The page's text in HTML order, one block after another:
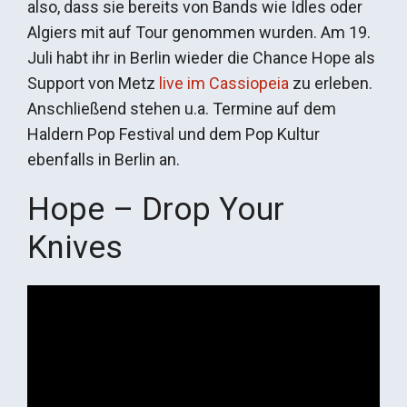
also, dass sie bereits von Bands wie Idles oder
Algiers mit auf Tour genommen wurden. Am 19.
Juli habt ihr in Berlin wieder die Chance Hope als
Support von Metz live im Cassiopeia zu erleben.
Anschließend stehen u.a. Termine auf dem
Haldern Pop Festival und dem Pop Kultur
ebenfalls in Berlin an.
Hope – Drop Your
Knives